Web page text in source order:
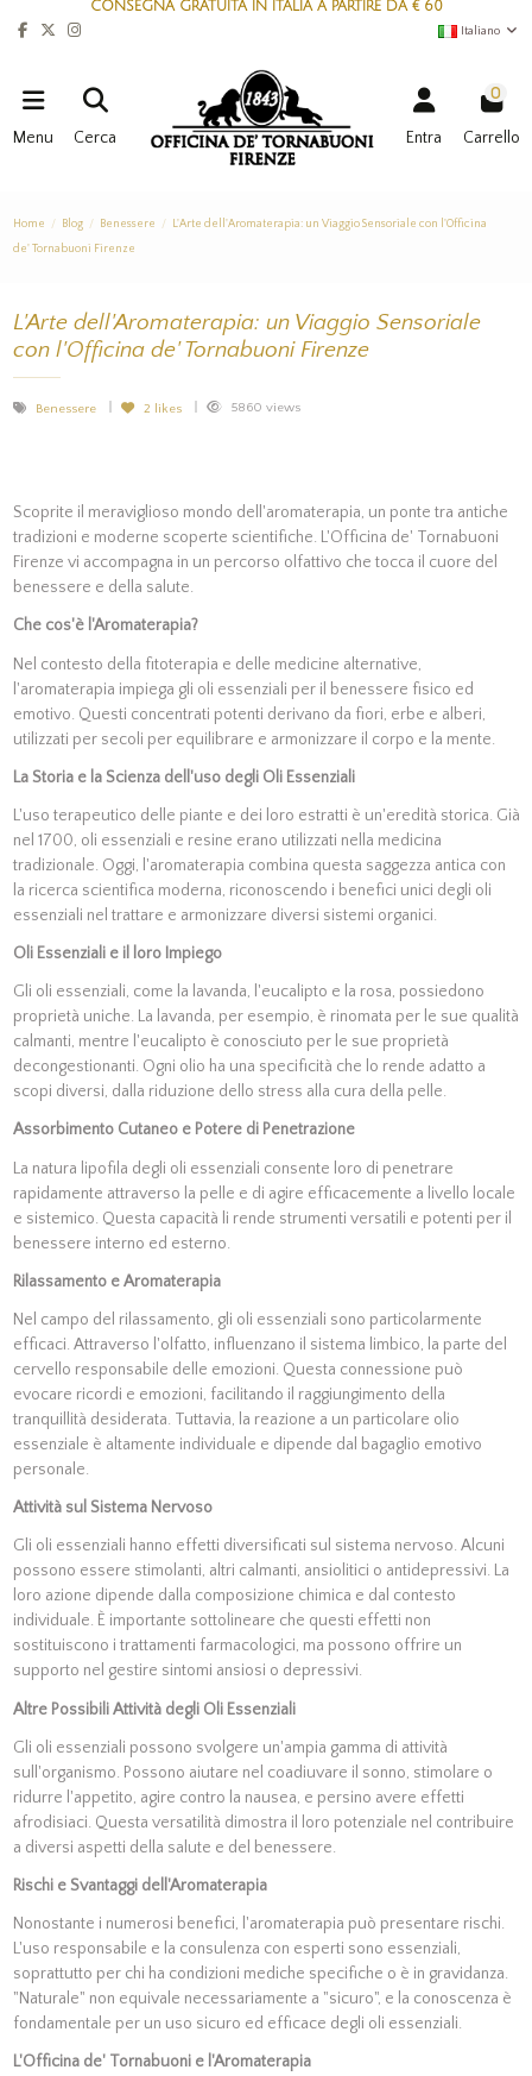
CONSEGNA GRATUITA IN ITALIA A PARTIRE DA € 60
Italiano
Menu Cerca Entra
0
Carrello
Home Blog Benessere
L'Arte dell'Aromaterapia: un Viaggio Sensoriale con l'Officina
de' Tornabuoni Firenze
L'Arte dell'Aromaterapia: un Viaggio Sensoriale
con l'Officina de' Tornabuoni Firenze
Benessere 2 likes 5860 views
Scoprite il meraviglioso mondo dell'aromaterapia, un ponte tra antiche
tradizioni e moderne scoperte scientifiche. L'Officina de' Tornabuoni
Firenze vi accompagna in un percorso olfattivo che tocca il cuore del
benessere e della salute.
Che cos'è l'Aromaterapia?
Nel contesto della fitoterapia e delle medicine alternative,
l'aromaterapia impiega gli oli essenziali per il benessere fisico ed
emotivo. Questi concentrati potenti derivano da fiori, erbe e alberi,
utilizzati per secoli per equilibrare e armonizzare il corpo e la mente.
La Storia e la Scienza dell'uso degli Oli Essenziali
L'uso terapeutico delle piante e dei loro estratti è un'eredità storica. Già
nel 1700, oli essenziali e resine erano utilizzati nella medicina
tradizionale. Oggi, l'aromaterapia combina questa saggezza antica con
la ricerca scientifica moderna, riconoscendo i benefici unici degli oli
essenziali nel trattare e armonizzare diversi sistemi organici.
Oli Essenziali e il loro Impiego
Gli oli essenziali, come la lavanda, l'eucalipto e la rosa, possiedono
proprietà uniche. La lavanda, per esempio, è rinomata per le sue qualità
calmanti, mentre l'eucalipto è conosciuto per le sue proprietà
decongestionanti. Ogni olio ha una specificità che lo rende adatto a
scopi diversi, dalla riduzione dello stress alla cura della pelle.
Assorbimento Cutaneo e Potere di Penetrazione
La natura lipofila degli oli essenziali consente loro di penetrare
rapidamente attraverso la pelle e di agire efficacemente a livello locale
e sistemico. Questa capacità li rende strumenti versatili e potenti per il
benessere interno ed esterno.
Rilassamento e Aromaterapia
Nel campo del rilassamento, gli oli essenziali sono particolarmente
efficaci. Attraverso l'olfatto, influenzano il sistema limbico, la parte del
cervello responsabile delle emozioni. Questa connessione può
evocare ricordi e emozioni, facilitando il raggiungimento della
tranquillità desiderata. Tuttavia, la reazione a un particolare olio
essenziale è altamente individuale e dipende dal bagaglio emotivo
personale.
Attività sul Sistema Nervoso
Gli oli essenziali hanno effetti diversificati sul sistema nervoso. Alcuni
possono essere stimolanti, altri calmanti, ansiolitici o antidepressivi. La
loro azione dipende dalla composizione chimica e dal contesto
individuale. È importante sottolineare che questi effetti non
sostituiscono i trattamenti farmacologici, ma possono offrire un
supporto nel gestire sintomi ansiosi o depressivi.
Altre Possibili Attività degli Oli Essenziali
Gli oli essenziali possono svolgere un'ampia gamma di attività
sull'organismo. Possono aiutare nel coadiuvare il sonno, stimolare o
ridurre l'appetito, agire contro la nausea, e persino avere effetti
afrodisiaci. Questa versatilità dimostra il loro potenziale nel contribuire
a diversi aspetti della salute e del benessere.
Rischi e Svantaggi dell'Aromaterapia
Nonostante i numerosi benefici, l'aromaterapia può presentare rischi.
L'uso responsabile e la consulenza con esperti sono essenziali,
soprattutto per chi ha condizioni mediche specifiche o è in gravidanza.
"Naturale" non equivale necessariamente a "sicuro", e la conoscenza è
fondamentale per un uso sicuro ed efficace degli oli essenziali.
L'Officina de' Tornabuoni e l'Aromaterapia